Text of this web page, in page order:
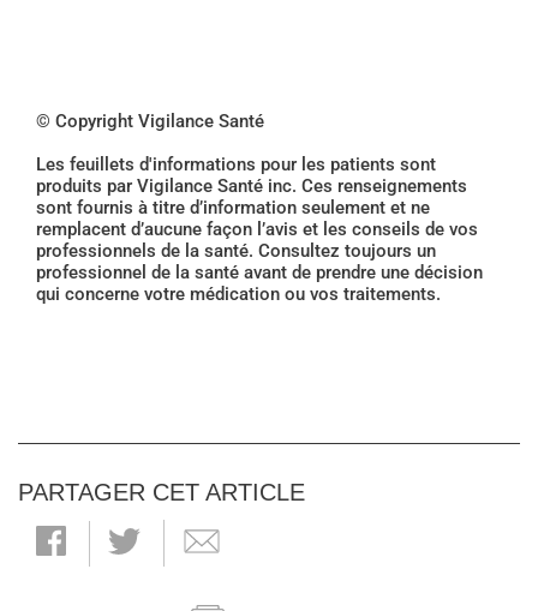
© Copyright Vigilance Santé
Les feuillets d'informations pour les patients sont
produits par Vigilance Santé inc. Ces renseignements
sont fournis à titre d’information seulement et ne
remplacent d’aucune façon l’avis et les conseils de vos
professionnels de la santé. Consultez toujours un
professionnel de la santé avant de prendre une décision
qui concerne votre médication ou vos traitements.
PARTAGER CET ARTICLE